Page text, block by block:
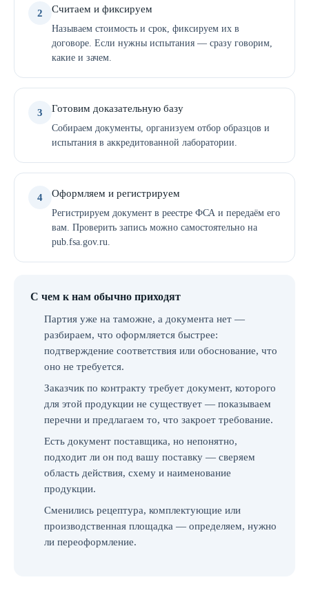
2 Считаем и фиксируем
Называем стоимость и срок, фиксируем их в
договоре. Если нужны испытания — сразу говорим,
какие и зачем.
3 Готовим доказательную базу
Собираем документы, организуем отбор образцов и
испытания в аккредитованной лаборатории.
4 Оформляем и регистрируем
Регистрируем документ в реестре ФСА и передаём его
вам. Проверить запись можно самостоятельно на
pub.fsa.gov.ru.
С чем к нам обычно приходят
Партия уже на таможне, а документа нет —
разбираем, что оформляется быстрее:
подтверждение соответствия или обоснование, что
оно не требуется.
Заказчик по контракту требует документ, которого
для этой продукции не существует — показываем
перечни и предлагаем то, что закроет требование.
Есть документ поставщика, но непонятно,
подходит ли он под вашу поставку — сверяем
область действия, схему и наименование
продукции.
Сменились рецептура, комплектующие или
производственная площадка — определяем, нужно
ли переоформление.